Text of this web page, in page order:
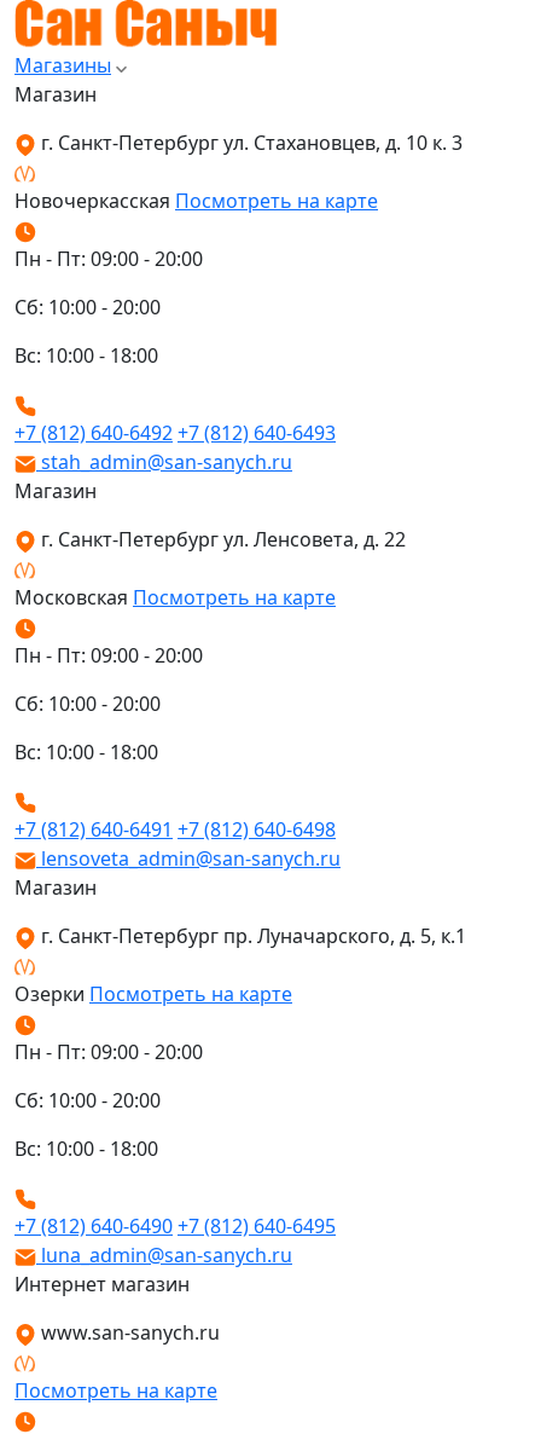
Магазины
Магазин
г. Санкт-Петербург ул. Стахановцев, д. 10 к. 3
Новочеркасская Посмотреть на карте
Пн - Пт: 09:00 - 20:00
Сб: 10:00 - 20:00
Вс: 10:00 - 18:00
+7 (812) 640-6492+7 (812) 640-6493
stah_admin@san-sanych.ru
Магазин
г. Санкт-Петербург ул. Ленсовета, д. 22
Московская Посмотреть на карте
Пн - Пт: 09:00 - 20:00
Сб: 10:00 - 20:00
Вс: 10:00 - 18:00
+7 (812) 640-6491 +7 (812) 640-6498
lensoveta_admin@san-sanych.ru
Магазин
г. Санкт-Петербург пр. Луначарского, д. 5, к.1
Озерки Посмотреть на карте
Пн - Пт: 09:00 - 20:00
Сб: 10:00 - 20:00
Вс: 10:00 - 18:00
+7 (812) 640-6490+7 (812) 640-6495
luna_admin@san-sanych.ru
Интернет магазин
www.san-sanych.ru
Посмотреть на карте